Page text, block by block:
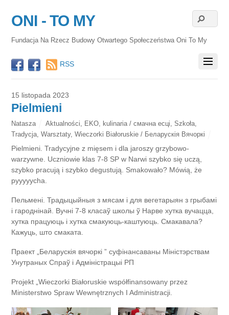
ONI - TO MY
Fundacja Na Rzecz Budowy Otwartego Społeczeństwa Oni To My
RSS
15 listopada 2023
Pielmieni
Natasza Aktualności EKO kulinaria / смачна есці Szkoła
Tradycja ,Warsztaty,Wieczorki Białoruskie / Беларускія Вячоркі
Pielmieni. Tradycyjne z mięsem i dla jaroszy grzybowo-
warzywne. Uczniowie klas 7-8 SP w Narwi szybko się uczą,
szybko pracują i szybko degustują. Smakowało? Mówią, że
pyyyyycha.
Пельмені. Традыцыйныя з мясам і для вегетарыян з грыбамі
і гароднінай. Вучні 7-8 класаў школы ў Нарве хутка вучацца,
хутка працуюць і хутка смакуюць-каштуюць. Смакавала?
Кажуць, што смаката.
Праект „Беларускія вячоркі ” суфінансаваны Міністэрствам
Унутраных Спраў і Адміністрацыі РП
Projekt „Wieczorki Białoruskie współfinansowany przez
Ministerstwo Spraw Wewnętrznych I Administracji.